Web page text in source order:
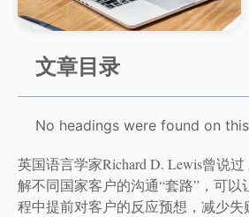
文章目录
No headings were found on
英国语言学家Richard D. Lewis曾说
解不同国家客户的沟通“套路”，可以
程中提前对客户的反应预想，减少